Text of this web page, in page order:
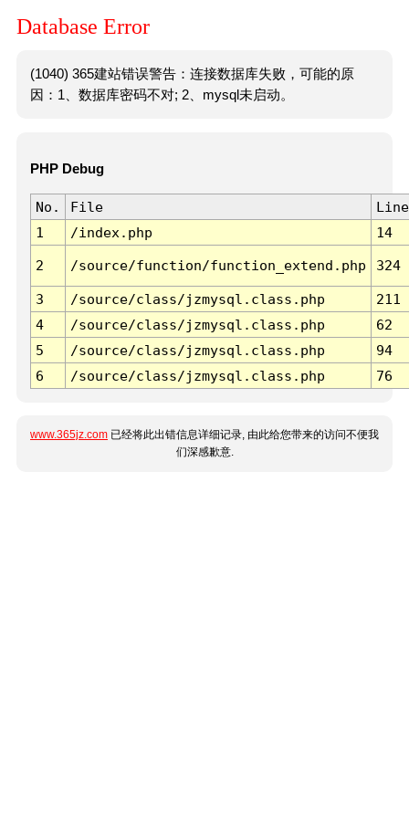
Database Error
(1040) 365建站错误警告：连接数据库失败，可能的原
因：1、数据库密码不对; 2、mysql未启动。
PHP Debug
No. File
Line
1
/index.php 14
2 /source/function/function_extend.php 324
3 /source/class/jzmysql.class.php
211
4
/source/class/jzmysql.class.php
62
5
/source/class/jzmysql.class.php
94
6
/source/class/jzmysql.class.php 76
www.365jz.com 已经将此出错信息详细记录, 由此给您带来的访问不便我
们深感歉意.